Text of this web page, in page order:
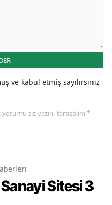
ve kabul etmiş sayılırsınız
siz yazın, tartışalım *
Sitesi 3